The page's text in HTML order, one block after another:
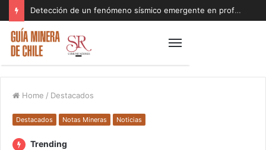
Detección de un fenómeno sísmico emergente en profundidad con riesgos diferentes a los conocidos paraliza Andes Norte
Home / Destacados
Destacados Notas Mineras Noticias
Trending